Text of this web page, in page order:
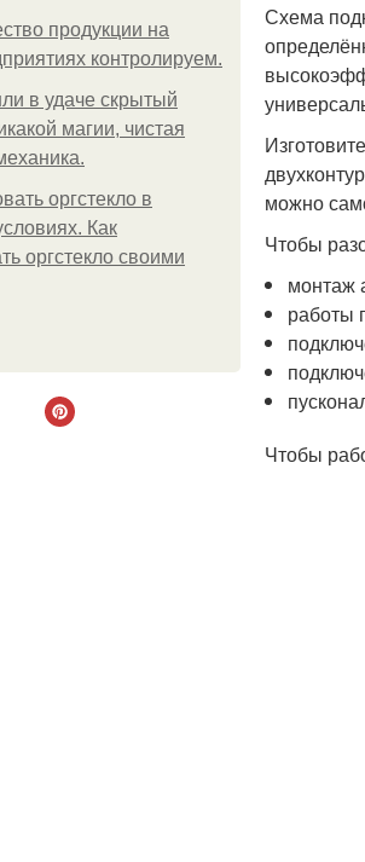
продукции на
контролируем.
в удаче скрытый
магии, чистая
оргстекло в
Как
оргстекло своими
Схема
можно
Чтобы
монтаж
работы
Чтобы